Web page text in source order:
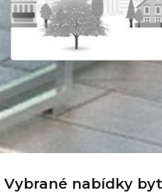
Vybrané nabídky